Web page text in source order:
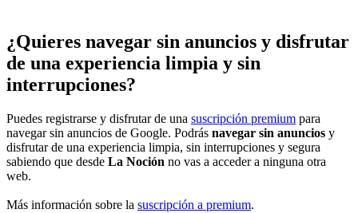
¿Quieres navegar sin anuncios y disfrutar
de una experiencia limpia y sin
interrupciones?
Puedes registrarse y disfrutar de una suscripción premium para
navegar sin anuncios de Google. Podrás navegar sin anuncios y
disfrutar de una experiencia limpia, sin interrupciones y segura
sabiendo que desde La Noción no vas a acceder a ninguna otra
web.
Más información sobre la suscripción a premium.